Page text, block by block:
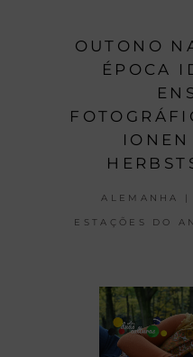
OUTONO
ÉPOCA
ALEMANHA |
ESTAÇÕES DO